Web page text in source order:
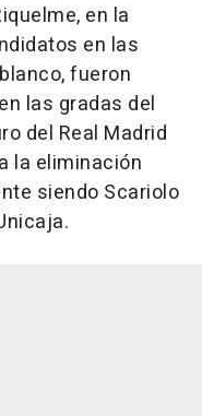
en la
en las
fueron
las gradas del
del Real Madrid
la eliminación
siendo Scariolo